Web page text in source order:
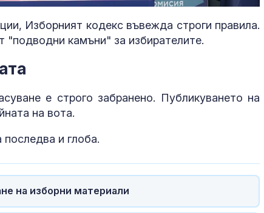
in-
Изборният кодекс въвежда строги правила.
"подводни камъни" за избирателите.
е строго забранено. Публикуването на
на вота.
и глоба.
на изборни материали
на Дунав
да спада,
при Русе стигна минус
см
Топлинен удар и
трябва да знаят